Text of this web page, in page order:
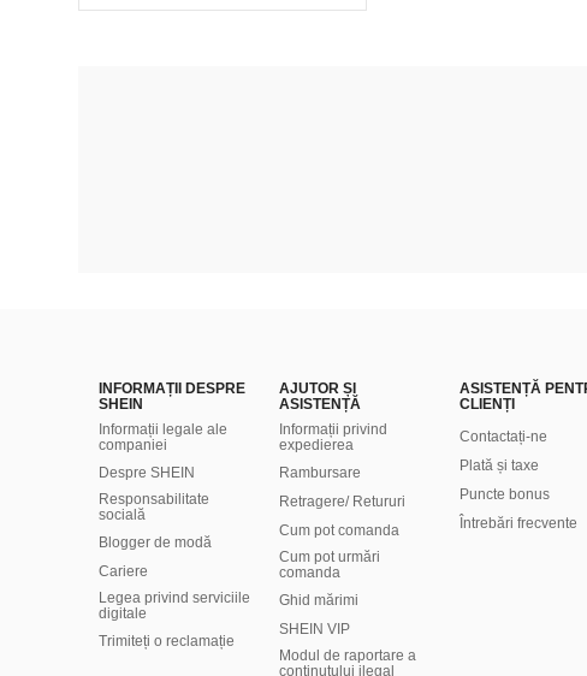
INFORMAȚII DESPRE
SHEIN
Informații legale ale
companiei
Despre SHEIN
Responsabilitate
socială
Blogger de modă
Cariere
Legea privind serviciile
digitale
Trimiteți o reclamație
AJUTOR ȘI
ASISTENȚĂ
Informații privind
expedierea
Rambursare
Retragere/ Retururi
Cum pot comanda
Cum pot urmări
comanda
Ghid mărimi
SHEIN VIP
Modul de raportare a
conținutului ilegal
ASISTENȚĂ
CLIENȚI
Contactați-ne
Plată și taxe
Puncte bonus
Întrebări frecvente